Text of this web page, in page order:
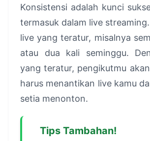
Konsistensi adalah kunci
termasuk dalam live
live yang teratur, misalnya
atau dua kali seminggu.
yang teratur, pengikutmu
harus menantikan live kamu
setia menonton.
Tips Tambahan!